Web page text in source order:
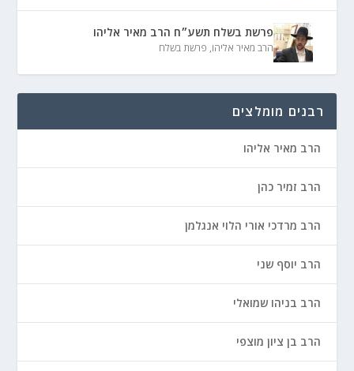
פרשת בשלח תשע״ח הרב מאיר אליהו
הרב מאיר אליהו, פרשת בשלח
רבנים מומלצים
הרב מאיר אליהו
הרב זמיר כהן
הרב מרדכי אורי הלוי אנגלמן
הרב יוסף שני
הרב בניהו שמואלי
הרב בן ציון מוצפי